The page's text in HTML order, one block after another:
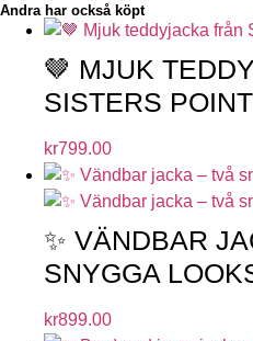
Andra har också köpt
🤎 MJUK
SISTERS
kr799.00
✨ VÄNDBAR
SNYGGA
kr899.00